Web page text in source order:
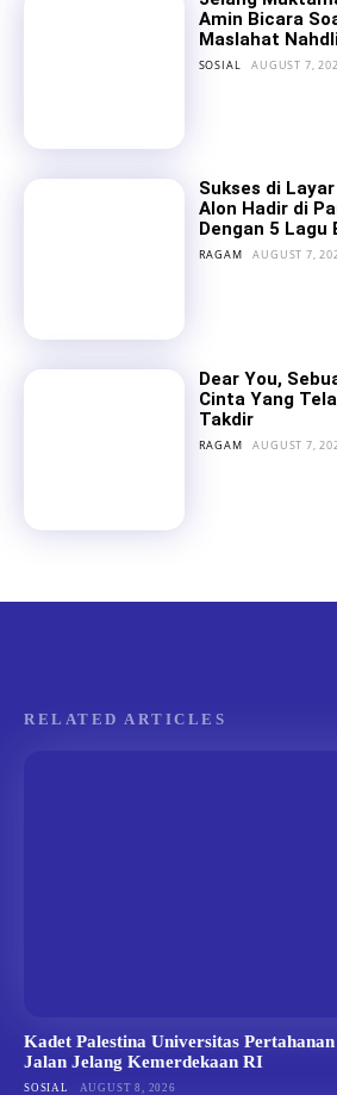
Amin Bicara
Maslahat
SOSIAL AUGUST 7,
Sukses di
Alon Hadir di
Dengan 5 Lagu
RAGAM AUGUST 7,
Dear You,
Cinta Yang
Takdir
RAGAM AUGUST 7,
RELATED ARTICLES
Kadet Palestina Universitas
Jalan Jelang Kemerdekaan RI
SOSIAL AUGUST 8, 2026